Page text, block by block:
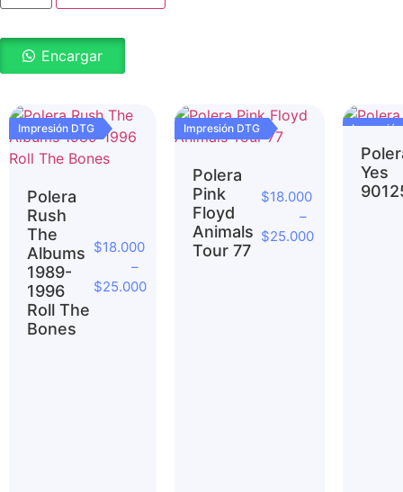
Encargar
Impresión DTG
Polera
Rush
The
Albums
1989-
1996
Roll The
Bones
$18.000
–
$25.000
Impresión DTG
Polera
Pink
Floyd
Animals
Tour 77
$18.000
–
$25.000
Yes